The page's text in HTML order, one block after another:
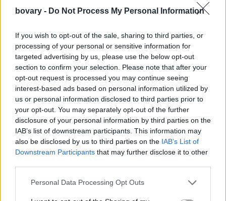
bovary - Do Not Process My Personal Information
If you wish to opt-out of the sale, sharing to third parties, or
processing of your personal or sensitive information for
targeted advertising by us, please use the below opt-out
section to confirm your selection. Please note that after your
opt-out request is processed you may continue seeing
interest-based ads based on personal information utilized by
us or personal information disclosed to third parties prior to
your opt-out. You may separately opt-out of the further
disclosure of your personal information by third parties on the
IAB’s list of downstream participants. This information may
also be disclosed by us to third parties on the IAB’s List of
Downstream Participants that may further disclose it to other
Personal Data Processing Opt Outs
Από 18-30 Δεκεμβρίου στο Μέγαρο Αθηνών
Ο Ηλίας Καρελλάς οδηγεί τον αγαπημένο ήρωα του Θεάτρου
Σκιών στη Σκάλα του Μιλάνου. Ενώ όλοι στο θέατρο
προετοιμάζουν πυρετωδώς το χριστουγεννιάτικο γκαλά, ο
Καλικάντζαρος των Χριστουγέννων έχει φέρει τα πάνω κάτω.
Αλλόκοτα γεγονότα συμβαίνουν: τραγουδιστές χάνουν τη φωνή
τους, όργανα εξαφανίζονται, νότες μετακινούνται. Ο
Καραγκιόζης, σε ρόλο ντετέκτιβ, αναλαμβάνει να εξιχνιάσει το